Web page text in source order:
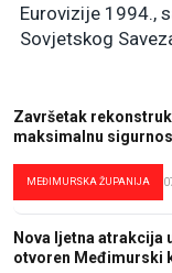
Eurovizije 1994.,
Sovjetskog
Završetak
maksimalnu
MEĐIMURSKA ŽUPANIJA
Nova ljetna atrakcija
otvoren Međimurski